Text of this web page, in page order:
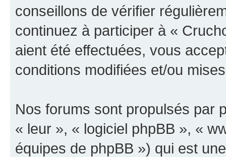
conseillons de vérifier
continuez à participer à «
aient été effectuées, vous
conditions modifiées et/ou
Nos forums sont propulsés par
« leur », « logiciel phpBB », «
équipes de phpBB ») qui est